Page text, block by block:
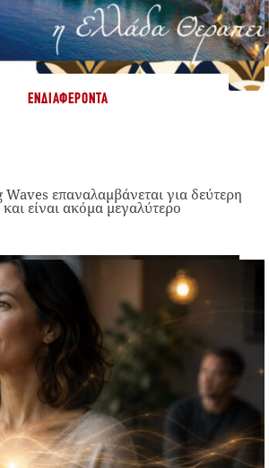
ΕΝΔΙΑΦΈΡΟΝΤΑ
επαναλαμβάνεται για δεύτερη
είναι ακόμα μεγαλύτερο